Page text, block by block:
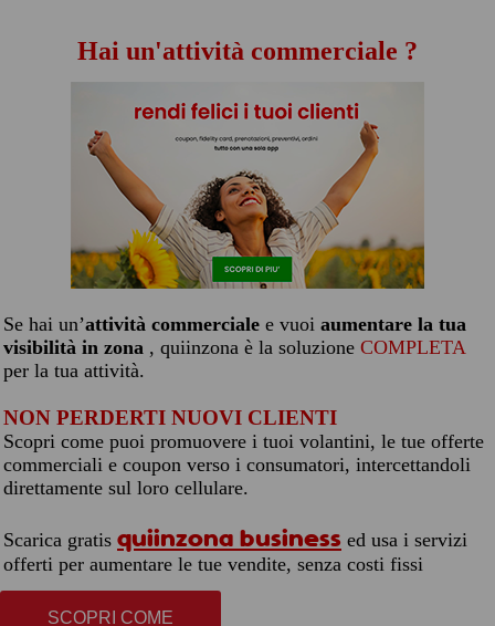
Hai un'attività commerciale ?
Se hai un’attività commerciale e vuoi aumentare la tua
visibilità in zona , quiinzona è la soluzione COMPLETA
per la tua attività.
NON PERDERTI NUOVI CLIENTI
Scopri come puoi promuovere i tuoi volantini, le tue offerte
commerciali e coupon verso i consumatori, intercettandoli
direttamente sul loro cellulare.
Scarica gratis quiinzona business ed usa i servizi
offerti per aumentare le tue vendite, senza costi fissi
SCOPRI COME